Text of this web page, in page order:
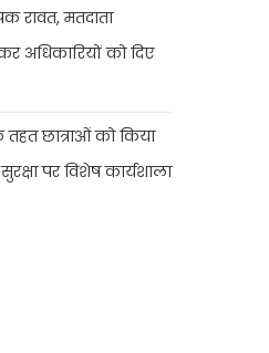
रावत, मतदाता
अधिकारियों को दिए
छात्राओं को किया
पर विशेष कार्यशाला